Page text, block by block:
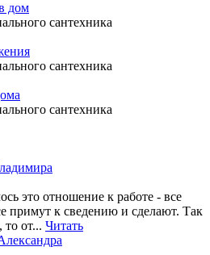
дом
сантехника
сантехника
сантехника
это отношение к работе - все
примут к сведению и сделают. Так
от... Читать